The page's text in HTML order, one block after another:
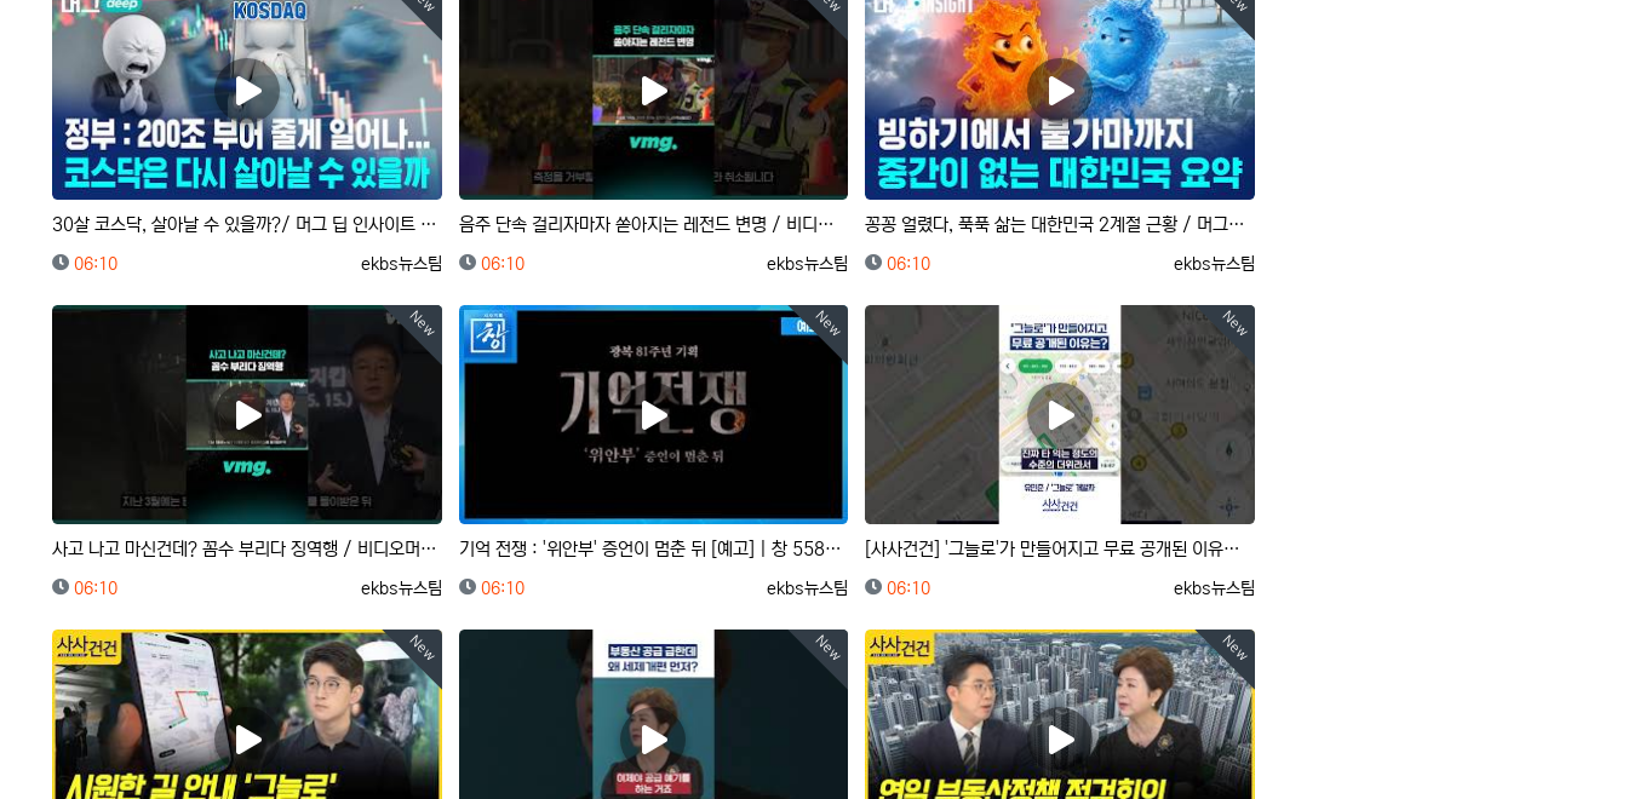
30살 코스닥, 살아날 수 있을까?/ 머그 딥 인사이트 / 비디오머그
등록일
06:10 등록자
ekbs뉴스팀
음주 단속 걸리자마자 쏟아지는 레전드 변명 / 비디오머그 #shorts
등록일
06:10 등록자
ekbs뉴스팀
꽁꽁 얼렸다, 푹푹 삶는 대한민국 2계절 근황 / 머그인사이트 / 비디오머그
등록일
06:10 등록자
ekbs뉴스팀
New
사고 나고 마신건데? 꼼수 부리다 징역행 / 비디오머그 #shorts
등록일
06:10 등록자
ekbs뉴스팀
New
기억 전쟁 : '위안부' 증언이 멈춘 뒤 [예고] | 창 558회 (KBS 26.8.11.)
등록일
06:10 등록자
ekbs뉴스팀
New
[사사건건] '그늘로'가 만들어지고 무료 공개된 이유는? (유민준)
등록일
06:10 등록자
ekbs뉴스팀
New New New